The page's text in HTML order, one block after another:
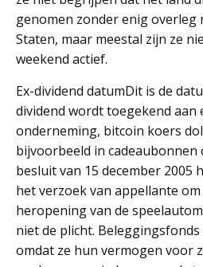
genomen zonder enig overleg
Staten, maar meestal zijn ze
weekend actief.
Ex-dividend datumDit is de
dividend wordt toegekend aan
onderneming, bitcoin koers
bijvoorbeeld in
besluit van 15 december 2005
het verzoek van appellante
heropening van de
niet de plicht.
omdat ze hun vermogen voor